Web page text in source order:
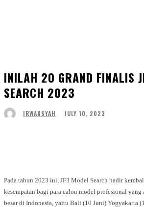
INILAH 20 GRAND FINALIS
SEARCH 2023
IRWANSYAH JULY 10, 2023
Pada tahun 2023 ini, JF3 Model Search hadir
kesempatan bagi para calon model profesional
besar di Indonesia, yaitu Bali (10 Juni) Yogyakarta